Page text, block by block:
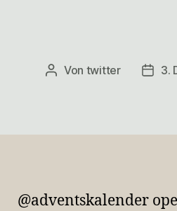
Beitragsautor
Von twitter 3.
@adventskalender